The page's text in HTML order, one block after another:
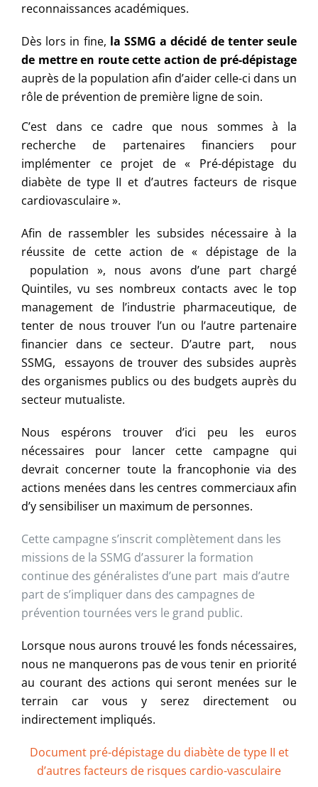
reconnaissances académiques.
Dès lors in fine, la SSMG a décidé de tenter seule
de mettre en route cette action de pré-dépistage
auprès de la population afin d’aider celle-ci dans un
rôle de prévention de première ligne de soin.
C’est dans ce cadre que nous sommes à la
recherche de partenaires financiers pour
implémenter ce projet de « Pré-dépistage du
diabète de type II et d’autres facteurs de risque
cardiovasculaire ».
Afin de rassembler les subsides nécessaire à la
réussite de cette action de « dépistage de la
population », nous avons d’une part chargé
Quintiles, vu ses nombreux contacts avec le top
management de l’industrie pharmaceutique, de
tenter de nous trouver l’un ou l’autre partenaire
financier dans ce secteur. D’autre part, nous
SSMG, essayons de trouver des subsides auprès
des organismes publics ou des budgets auprès du
secteur mutualiste.
Nous espérons trouver d’ici peu les euros
nécessaires pour lancer cette campagne qui
devrait concerner toute la francophonie via des
actions menées dans les centres commerciaux afin
d’y sensibiliser un maximum de personnes.
Cette campagne s’inscrit complètement dans les
missions de la SSMG d’assurer la formation
continue des généralistes d’une part mais d’autre
part de s’impliquer dans des campagnes de
prévention tournées vers le grand public.
Lorsque nous aurons trouvé les fonds nécessaires,
nous ne manquerons pas de vous tenir en priorité
au courant des actions qui seront menées sur le
terrain car vous y serez directement ou
indirectement impliqués.
Document pré-dépistage du diabète de type II et
d’autres facteurs de risques cardio-vasculaire